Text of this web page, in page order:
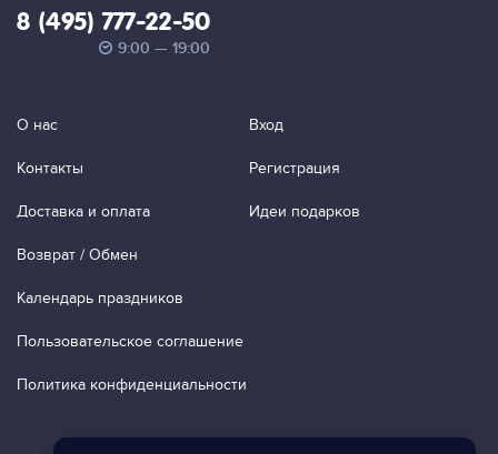
8 (495) 777-22-50
9:00 — 19:00
О нас
Контакты
Доставка и оплата
Возврат / Обмен
Календарь праздников
Пользовательское соглашение
Политика конфиденциальности
Вход
Регистрация
Идеи подарков